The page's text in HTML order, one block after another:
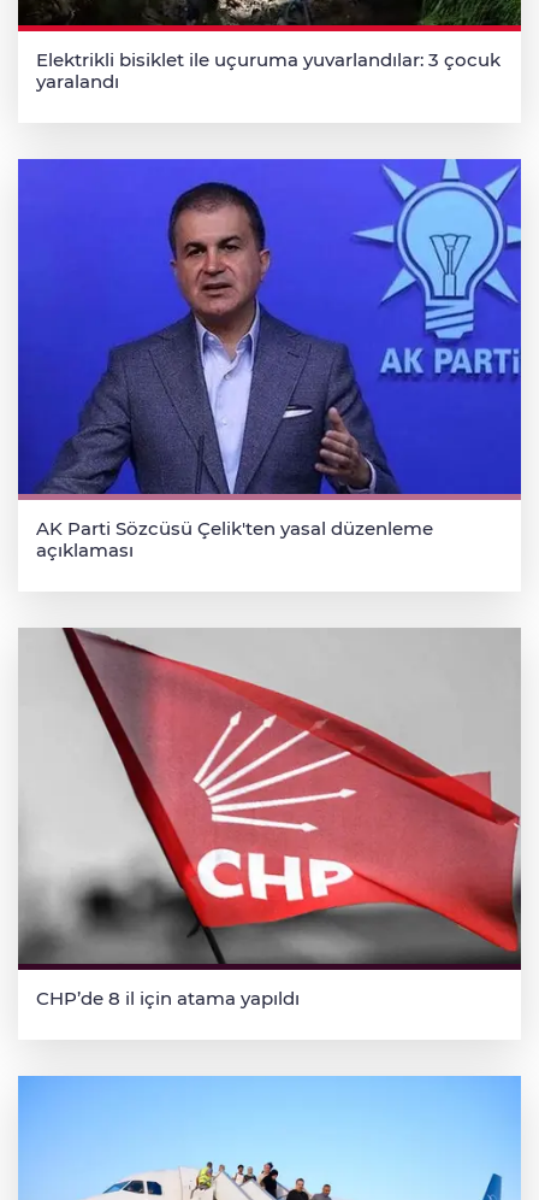
Elektrikli bisiklet ile uçuruma yuvarlandılar: 3 çocuk
yaralandı
AK Parti Sözcüsü Çelik'ten yasal düzenleme
açıklaması
CHP’de 8 il için atama yapıldı